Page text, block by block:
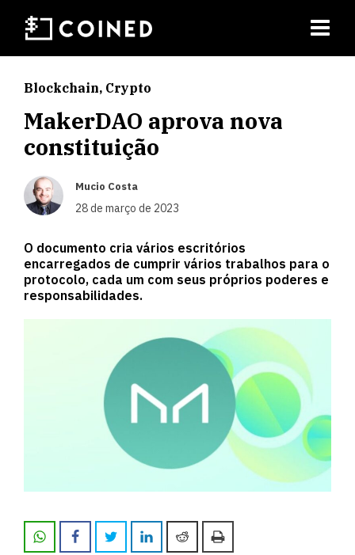
Blockchain, Crypto
MakerDAO aprova nova
constituição
Mucio Costa
28 de março de 2023
O documento cria vários escritórios
encarregados de cumprir vários trabalhos para o
protocolo, cada um com seus próprios poderes e
responsabilidades.